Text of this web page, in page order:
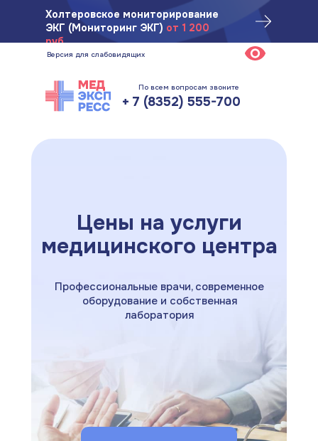
Холтеровское мониторирование
ЭКГ (Мониторинг ЭКГ) от 1 200
руб.
Версия для слабовидящих
Ул. Ярмарочная, 1/25, 2 этаж
По всем вопросам звоните
+ 7 (8352) 555-700
Цены на услуги
медицинского центра
Профессиональные врачи, современное
оборудование и собственная
лаборатория
Цены на услуги
медицинского центра